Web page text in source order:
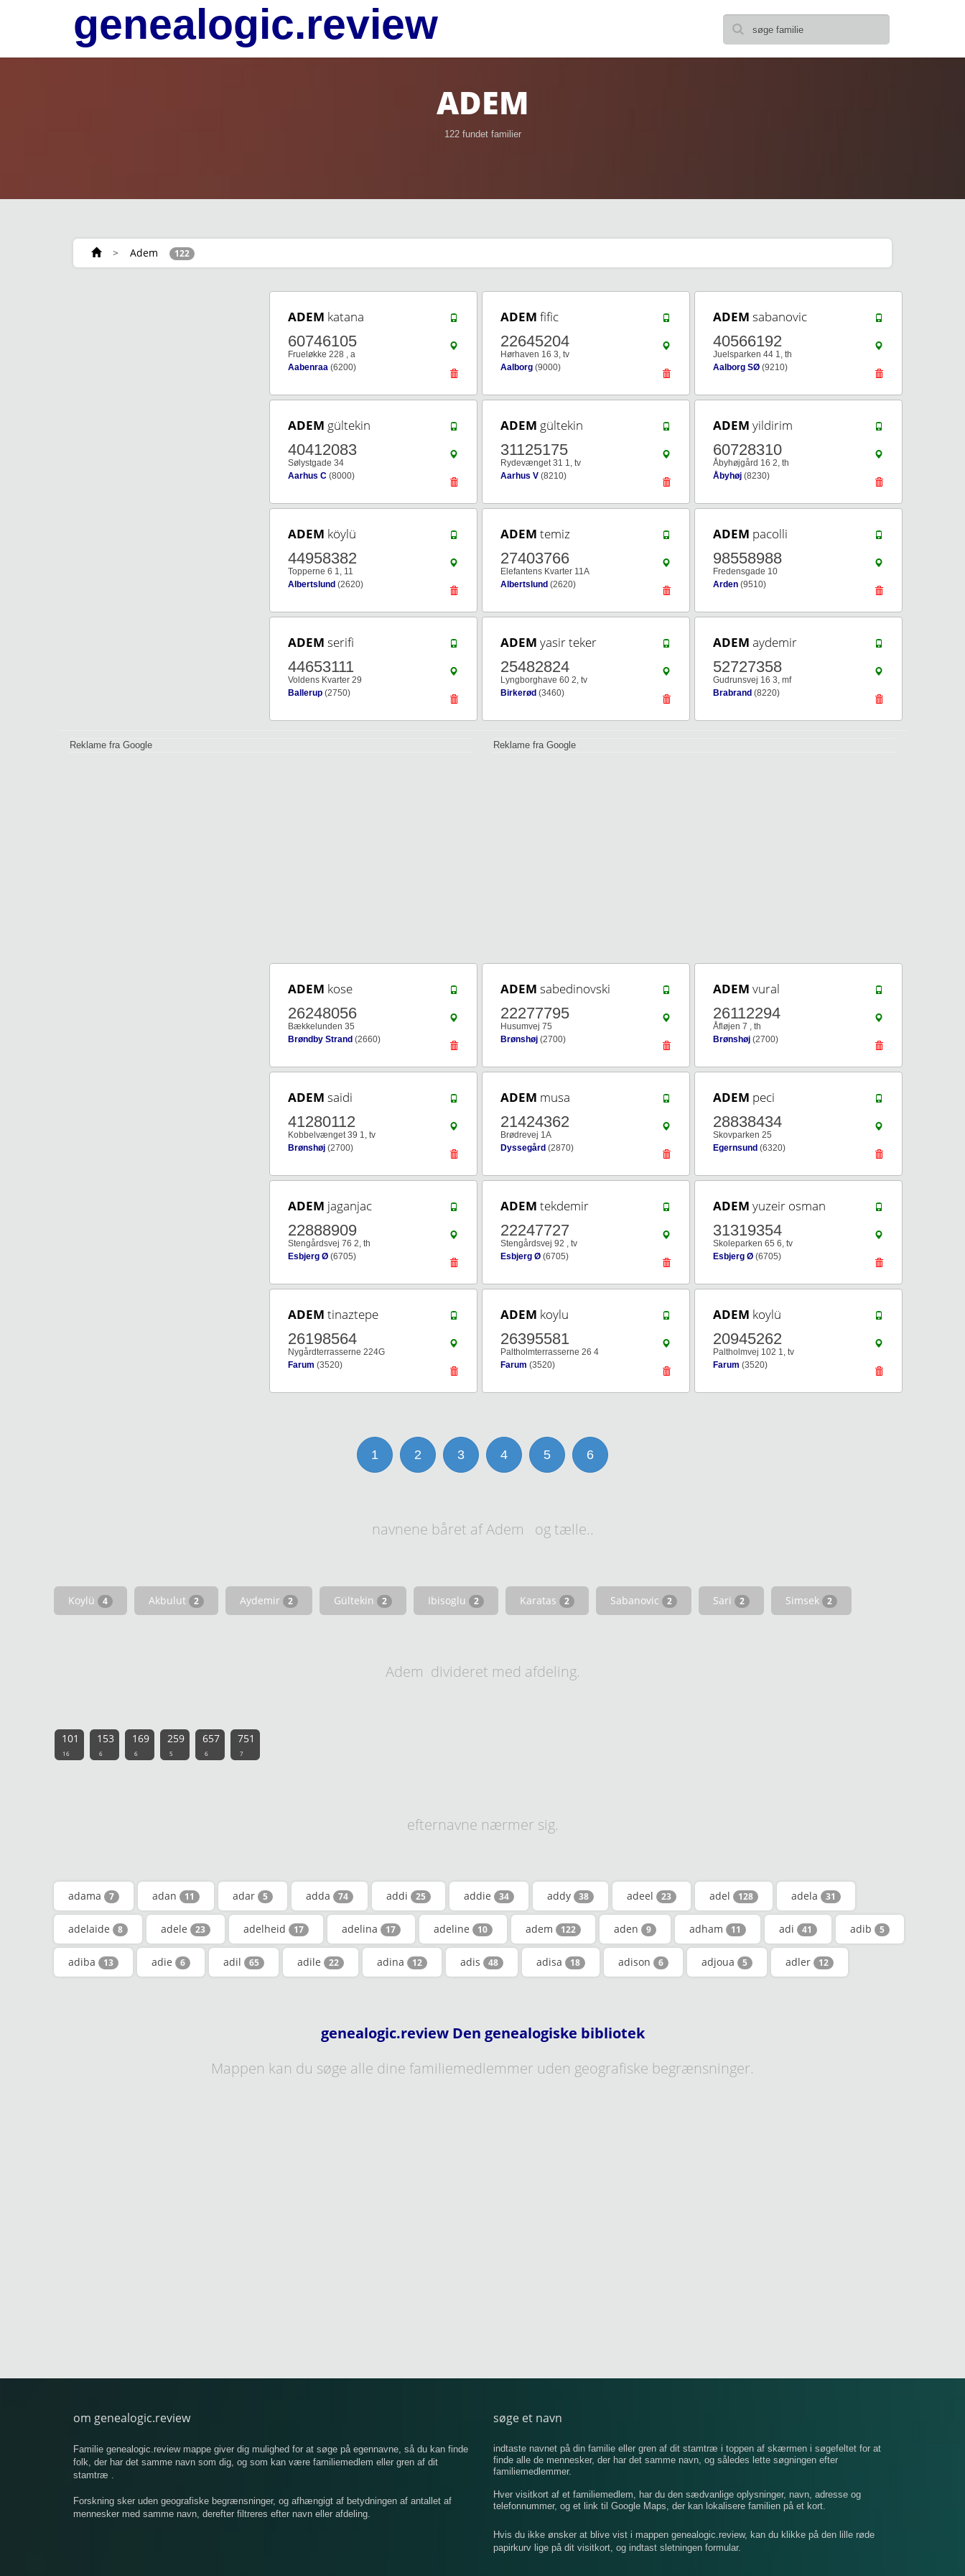
genealogic.review
ADEM
122 fundet familier
> Adem 122
ADEM katana
60746105
Frueløkke 228 , a
Aabenraa (6200)
ADEM fific
22645204
Hørhaven 16 3, tv
Aalborg (9000)
ADEM sabanovic
40566192
Juelsparken 44 1, th
Aalborg SØ (9210)
ADEM gültekin
40412083
Sølystgade 34
Aarhus C (8000)
ADEM gültekin
31125175
Rydevænget 31 1, tv
Aarhus V (8210)
ADEM yildirim
60728310
Åbyhøjgård 16 2, th
Åbyhøj (8230)
ADEM köylü
44958382
Topperne 6 1, 11
Albertslund (2620)
ADEM temiz
27403766
Elefantens Kvarter 11A
Albertslund (2620)
ADEM pacolli
98558988
Fredensgade 10
Arden (9510)
ADEM serifi
44653111
Voldens Kvarter 29
Ballerup (2750)
ADEM yasir teker
25482824
Lyngborghave 60 2, tv
Birkerød (3460)
ADEM aydemir
52727358
Gudrunsvej 16 3, mf
Brabrand (8220)
Reklame fra Google Reklame fra Google
ADEM kose
26248056
Bækkelunden 35
Brøndby Strand (2660)
ADEM sabedinovski
22277795
Husumvej 75
Brønshøj (2700)
ADEM vural
26112294
Åfløjen 7 , th
Brønshøj (2700)
ADEM saidi
41280112
Kobbelvænget 39 1, tv
Brønshøj (2700)
ADEM musa
21424362
Brødrevej 1A
Dyssegård (2870)
ADEM peci
28838434
Skovparken 25
Egernsund (6320)
ADEM jaganjac
22888909
Stengårdsvej 76 2, th
Esbjerg Ø (6705)
ADEM tekdemir
22247727
Stengårdsvej 92 , tv
Esbjerg Ø (6705)
ADEM yuzeir osman
31319354
Skoleparken 65 6, tv
Esbjerg Ø (6705)
ADEM tinaztepe
26198564
Nygårdterrasserne 224G
Farum (3520)
ADEM koylu
26395581
Paltholmterrasserne 26 4
Farum (3520)
ADEM koylü
20945262
Paltholmvej 102 1, tv
Farum (3520)
1 2 3 4 5 6
navnene båret af Adem og tælle..
Koylü 4 Akbulut 2 Aydemir 2 Gültekin 2 Ibisoglu 2 Karatas 2 Sabanovic 2 Sari 2 Simsek 2
Adem divideret med afdeling.
101
16
153
6
169
6
259
5
657
6
751
7
efternavne nærmer sig.
adama 7 adan 11 adar 5 adda 74 addi 25 addie 34 addy 38 adeel 23 adel 128 adela 31
adelaide 8 adele 23 adelheid 17 adelina 17 adeline 10 adem 122 aden 9 adham 11 adi 41 adib 5
adiba 13 adie 6 adil 65 adile 22 adina 12 adis 48 adisa 18 adison 6 adjoua 5 adler 12
genealogic.review Den genealogiske bibliotek
Mappen kan du søge alle dine familiemedlemmer uden geografiske begrænsninger.
om genealogic.review
Familie genealogic.review mappe giver dig mulighed for at søge på egennavne, så du kan finde
folk, der har det samme navn som dig, og som kan være familiemedlem eller gren af ​​dit
stamtræ .
Forskning sker uden geografiske begrænsninger, og afhængigt af betydningen af ​​antallet af
mennesker med samme navn, derefter filtreres efter navn eller afdeling.
søge et navn
indtaste navnet på din familie eller gren af ​​dit stamtræ i toppen af ​​skærmen i søgefeltet for at
finde alle de mennesker, der har det samme navn, og således lette søgningen efter
familiemedlemmer.
Hver visitkort af et familiemedlem, har du den sædvanlige oplysninger, navn, adresse og
telefonnummer, og et link til Google Maps, der kan lokalisere familien på et kort.
Hvis du ikke ønsker at blive vist i mappen genealogic.review, kan du klikke på den lille røde
papirkurv lige på dit visitkort, og indtast sletningen formular.